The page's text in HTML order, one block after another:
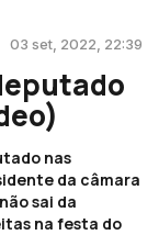
03 set, 2022, 22:39
nas
da câmara
sai da
na festa do